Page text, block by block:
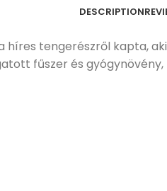
DESCRIPTION
híres tengerészről kapta,
fűszer és